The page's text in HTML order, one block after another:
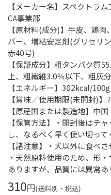
【メーカー名】スペクトラ
CA事業部
【原材料(成分)】牛皮、鶏
バー、増粘安定剤(グリセリ
赤40号)
【保証成分】粗タンパク質
上、粗繊維3.0％以下、粗灰
【エネルギー】302kcal/100g
【賞味／使用期限(未開封)】
【原産国または製造地】中国
【保管方法】・開封後はチ
し、なるべく早く使い切って
【諸注意】・犬以外に食べ
・天然原料使用のため、形
ありますが、品質には異常あ
310円(送料別・税込)